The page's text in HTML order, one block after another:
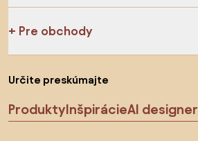
Pre obchody
Určite preskúmajte
ProduktyInšpirácieAI designer